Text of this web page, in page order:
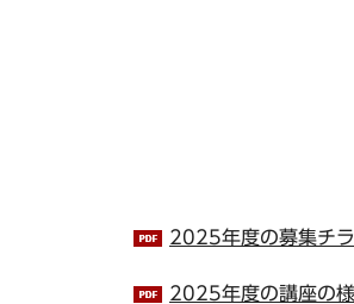
2025年度の募集チ
2025年度の講座の